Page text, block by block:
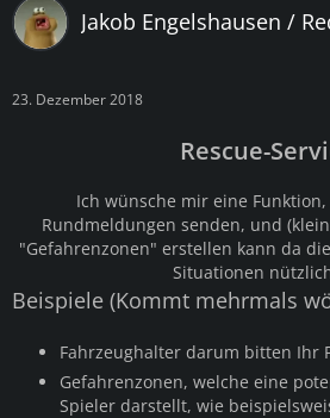
Jakob Engelshausen /
23. Dezember 2018
Rescue-
Ich wünsche mir eine Funktion,
Rundmeldungen senden, und
"Gefahrenzonen" erstellen kann da
Situationen
Beispiele (Kommt mehrmals
Fahrzeughalter darum bitten Ihr
Gefahrenzonen, welche eine
Spieler darstellt, wie